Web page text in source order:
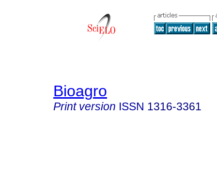
Bioagro
Print version ISSN 1316-3361